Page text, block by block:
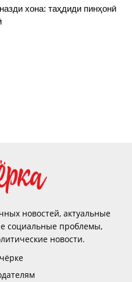
хона: таҳдиди пинҳонӣ
новостей, актуальные
социальные проблемы,
новости.